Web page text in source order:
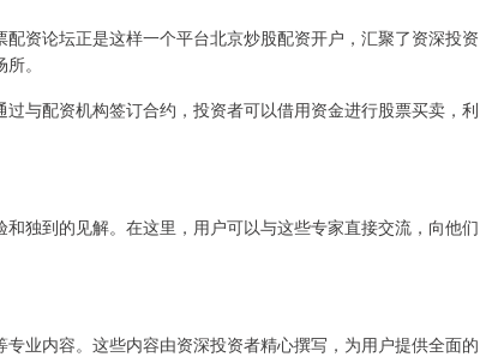
资论坛正是这样一个平台北京炒股配资开户，汇聚了资深投资
。
与配资机构签订合约，投资者可以借用资金进行股票买卖，利
独到的见解。在这里，用户可以与这些专家直接交流，向他们
业内容。这些内容由资深投资者精心撰写，为用户提供全面的